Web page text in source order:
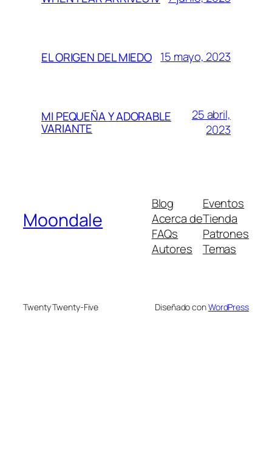
EL ORIGEN DEL MIEDO 15 mayo, 2023
MI PEQUEÑA Y ADORABLE
VARIANTE
25 abril,
2023
Moondale
Blog
Acerca de
FAQs
Autores
Eventos
Tienda
Patrones
Temas
Twenty Twenty-Five Diseñado conWordPress